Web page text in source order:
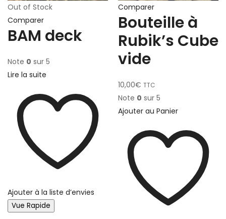
Out of Stock
Comparer
BAM deck
Note 0 sur 5
Lire la suite
Ajouter à la liste d’envies
Vue Rapide
Comparer
Bouteille à
Rubik’s Cube
vide
10,00€ TTC
Note 0 sur 5
Ajouter au Panier